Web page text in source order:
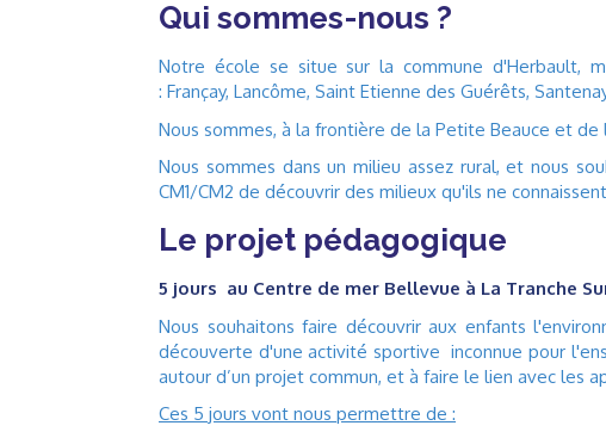
Qui sommes-nous ?
Notre école se situe sur la commune d'Herbault,
: Françay, Lancôme, Saint Etienne des Guérêts,
Nous sommes, à la frontière de la Petite Beauce et
Nous sommes dans un milieu assez rural, et nous
CM1/CM2 de découvrir des milieux qu'ils ne
Le projet pédagogique
5 jours au Centre de mer Bellevue à La Tranche
Nous souhaitons faire découvrir aux enfants
découverte d'une activité sportive inconnue pour
autour d’un projet commun, et à faire le lien avec les
Ces 5 jours vont nous permettre de :